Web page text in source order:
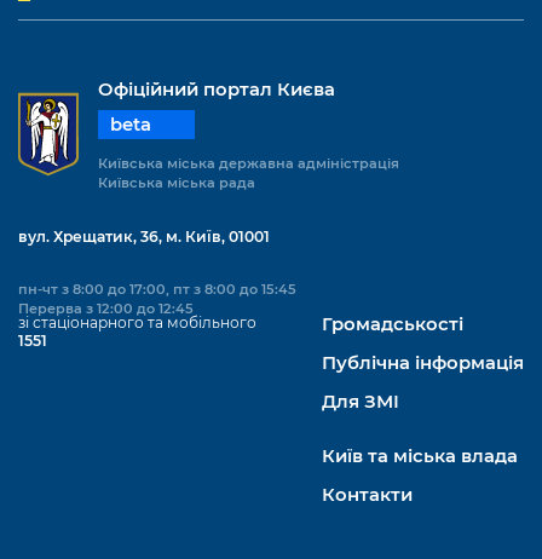
Офіційний портал Києва
beta
Київська міська державна адміністрація
Київська міська рада
вул. Хрещатик, 36, м. Київ, 01001
пн-чт з 8:00 до 17:00, пт з 8:00 до 15:45
Перерва з 12:00 до 12:45
зі стаціонарного та мобільного
1551
Громадськості
Публічна інформація
Для ЗМІ
Київ та міська влада
Контакти